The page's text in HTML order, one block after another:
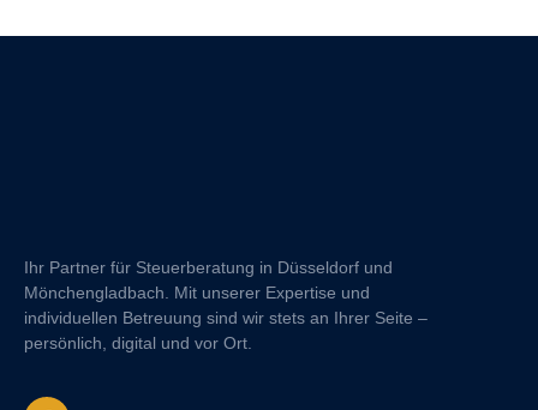
Ihr Partner für Steuerberatung in Düsseldorf und
Mönchengladbach. Mit unserer Expertise und
individuellen Betreuung sind wir stets an Ihrer Seite –
persönlich, digital und vor Ort.